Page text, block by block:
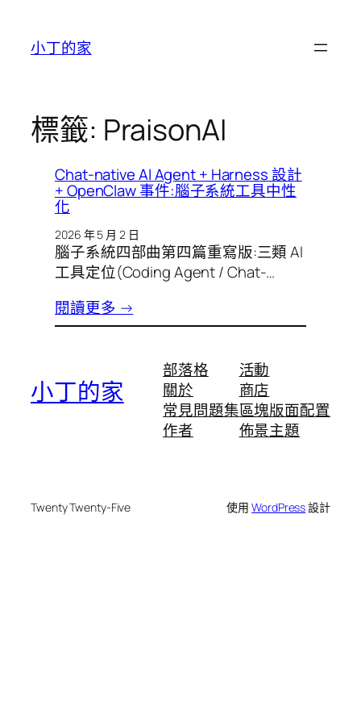
小丁的家
標籤: PraisonAI
Chat-native AI Agent + Harness 設計
+ OpenClaw 事件:腦子系統工具中性
化
2026 年 5 月 2 日
腦子系統四部曲第四篇重寫版:三類 AI
工具定位(Coding Agent / Chat-…
閱讀更多 →
小丁的家
部落格
關於
常見問題集
作者
活動
商店
區塊版面配置
佈景主題
Twenty Twenty-Five 使用WordPress設計